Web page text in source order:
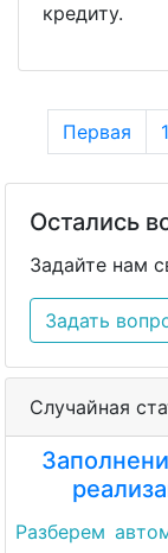
кредиту.
Первая
1
Остались
Задайте нам
Задать
Случайная
Разберем